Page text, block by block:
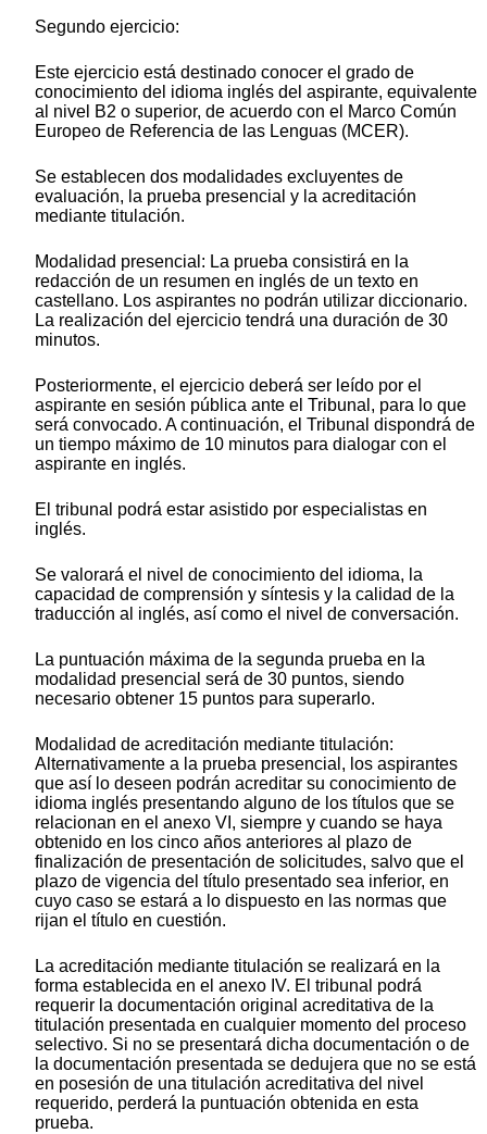
Segundo ejercicio:
Este ejercicio está destinado conocer el grado de
conocimiento del idioma inglés del aspirante, equivalente
al nivel B2 o superior, de acuerdo con el Marco Común
Europeo de Referencia de las Lenguas (MCER).
Se establecen dos modalidades excluyentes de
evaluación, la prueba presencial y la acreditación
mediante titulación.
Modalidad presencial: La prueba consistirá en la
redacción de un resumen en inglés de un texto en
castellano. Los aspirantes no podrán utilizar diccionario.
La realización del ejercicio tendrá una duración de 30
minutos.
Posteriormente, el ejercicio deberá ser leído por el
aspirante en sesión pública ante el Tribunal, para lo que
será convocado. A continuación, el Tribunal dispondrá de
un tiempo máximo de 10 minutos para dialogar con el
aspirante en inglés.
El tribunal podrá estar asistido por especialistas en
inglés.
Se valorará el nivel de conocimiento del idioma, la
capacidad de comprensión y síntesis y la calidad de la
traducción al inglés, así como el nivel de conversación.
La puntuación máxima de la segunda prueba en la
modalidad presencial será de 30 puntos, siendo
necesario obtener 15 puntos para superarlo.
Modalidad de acreditación mediante titulación:
Alternativamente a la prueba presencial, los aspirantes
que así lo deseen podrán acreditar su conocimiento de
idioma inglés presentando alguno de los títulos que se
relacionan en el anexo VI, siempre y cuando se haya
obtenido en los cinco años anteriores al plazo de
finalización de presentación de solicitudes, salvo que el
plazo de vigencia del título presentado sea inferior, en
cuyo caso se estará a lo dispuesto en las normas que
rijan el título en cuestión.
La acreditación mediante titulación se realizará en la
forma establecida en el anexo IV. El tribunal podrá
requerir la documentación original acreditativa de la
titulación presentada en cualquier momento del proceso
selectivo. Si no se presentará dicha documentación o de
la documentación presentada se dedujera que no se está
en posesión de una titulación acreditativa del nivel
requerido, perderá la puntuación obtenida en esta
prueba.